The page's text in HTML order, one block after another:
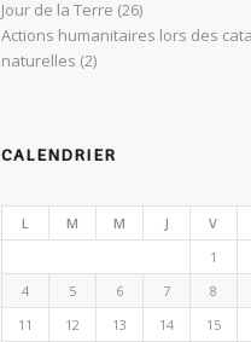
Jour de la Terre (26)
Actions humanitaires lors des
naturelles (2)
CALENDRIER
L M M J V
1
4
5 6 7 8
11
12 13 14 15